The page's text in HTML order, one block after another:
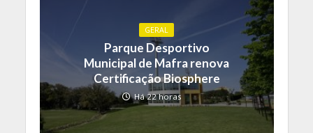
GERAL
Parque Desportivo
Municipal de Mafra renova
Certificação Biosphere
Há 22 horas